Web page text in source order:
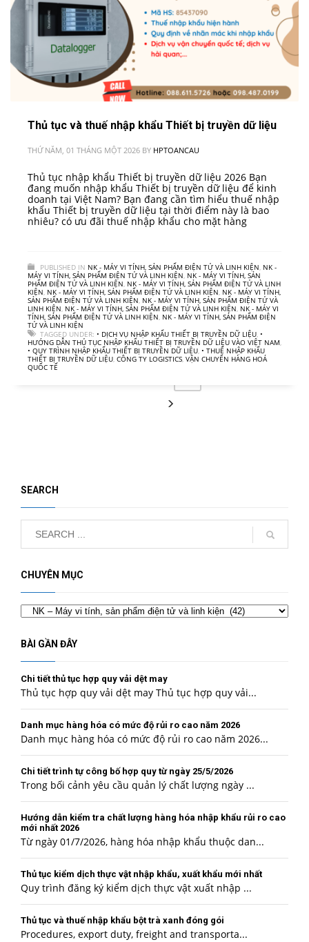
Thủ tục và thuế nhập khẩu Thiết bị truyền dữ liệu
THỨ NĂM, 01 THÁNG MỘT 2026 BY HPTOANCAU
Thủ tục nhập khẩu Thiết bị truyền dữ liệu 2026 Bạn
đang muốn nhập khẩu Thiết bị truyền dữ liệu để kinh
doanh tại Việt Nam? Bạn đang cần tìm hiểu thuế nhập
khẩu Thiết bị truyền dữ liệu tại thời điểm này là bao
nhiêu? có ưu đãi thuế nhập khẩu cho mặt hàng
PUBLISHED IN NK - MÁY VI TÍNH, SẢN PHẨM ĐIỆN TỬ VÀ LINH KIỆN, NK -
MÁY VI TÍNH, SẢN PHẨM ĐIỆN TỬ VÀ LINH KIỆN, NK - MÁY VI TÍNH, SẢN
PHẨM ĐIỆN TỬ VÀ LINH KIỆN, NK - MÁY VI TÍNH, SẢN PHẨM ĐIỆN TỬ VÀ LINH
KIỆN, NK - MÁY VI TÍNH, SẢN PHẨM ĐIỆN TỬ VÀ LINH KIỆN, NK - MÁY VI TÍNH,
SẢN PHẨM ĐIỆN TỬ VÀ LINH KIỆN, NK - MÁY VI TÍNH, SẢN PHẨM ĐIỆN TỬ VÀ
LINH KIỆN, NK - MÁY VI TÍNH, SẢN PHẨM ĐIỆN TỬ VÀ LINH KIỆN, NK - MÁY VI
TÍNH, SẢN PHẨM ĐIỆN TỬ VÀ LINH KIỆN, NK - MÁY VI TÍNH, SẢN PHẨM ĐIỆN
TỬ VÀ LINH KIỆN
TAGGED UNDER: • DỊCH VỤ NHẬP KHẨU THIẾT BỊ TRUYỀN DỮ LIỆU, •
HƯỚNG DẪN THỦ TỤC NHẬP KHẨU THIẾT BỊ TRUYỀN DỮ LIỆU VÀO VIỆT NAM,
• QUY TRÌNH NHẬP KHẨU THIẾT BỊ TRUYỀN DỮ LIỆU, • THUẾ NHẬP KHẨU
THIẾT BỊ TRUYỀN DỮ LIỆU, CÔNG TY LOGISTICS, VẬN CHUYỂN HÀNG HOÁ
QUỐC TẾ
SEARCH
CHUYÊN MỤC
Chuyên
mục
BÀI GẦN ĐÂY
Chi tiết thủ tục hợp quy vải dệt may
Thủ tục hợp quy vải dệt may Thủ tục hợp quy vải...
Danh mục hàng hóa có mức độ rủi ro cao năm 2026
Danh mục hàng hóa có mức độ rủi ro cao năm 2026...
Chi tiết trình tự công bố hợp quy từ ngày 25/5/2026
Trong bối cảnh yêu cầu quản lý chất lượng ngày ...
Hướng dẫn kiểm tra chất lượng hàng hóa nhập khẩu rủi ro cao
mới nhất 2026
Từ ngày 01/7/2026, hàng hóa nhập khẩu thuộc dan...
Thủ tục kiểm dịch thực vật nhập khẩu, xuất khẩu mới nhất
Quy trình đăng ký kiểm dịch thực vật xuất nhập ...
Thủ tục và thuế nhập khẩu bột trà xanh đóng gói
Procedures, export duty, freight and transporta...